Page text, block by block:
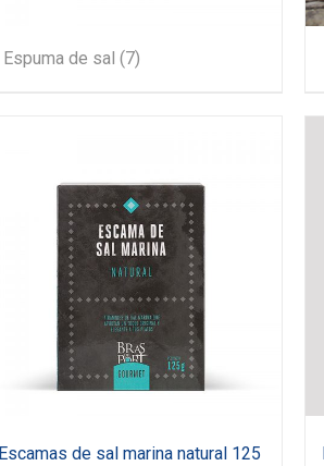
Espuma de sal (7)
Escamas de sal marina natural 125